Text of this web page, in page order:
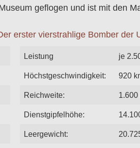
geflogen und ist mit den
Leistung je
Höchstgeschwindigkeit: 920
Reichweite: 1.600
Dienstgipfelhöhe:
Leergewicht: